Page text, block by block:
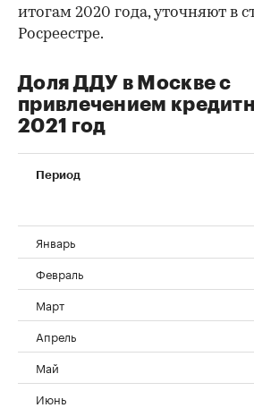
итогам 2020 года, уточняют в
Росреестре.
Доля ДДУ в Москве с
привлечением
2021 год
Период
Январь
Февраль
Март
Апрель
Май
Июнь